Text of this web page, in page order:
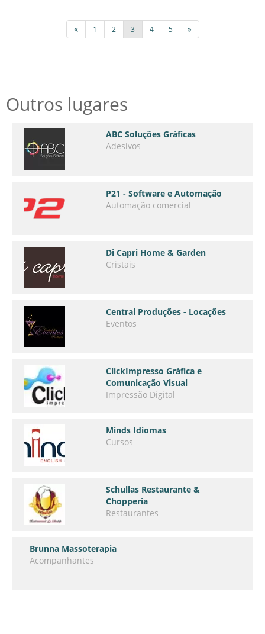
1 2 3 4 5
Outros lugares
ABC Soluções Gráficas
Adesivos
P21 - Software e Automação
Automação comercial
Di Capri Home & Garden
Cristais
Central Produções - Locações
Eventos
ClickImpresso Gráfica e
Comunicação Visual
Impressão Digital
Minds Idiomas
Cursos
Schullas Restaurante &
Chopperia
Restaurantes
Brunna Massoterapia
Acompanhantes